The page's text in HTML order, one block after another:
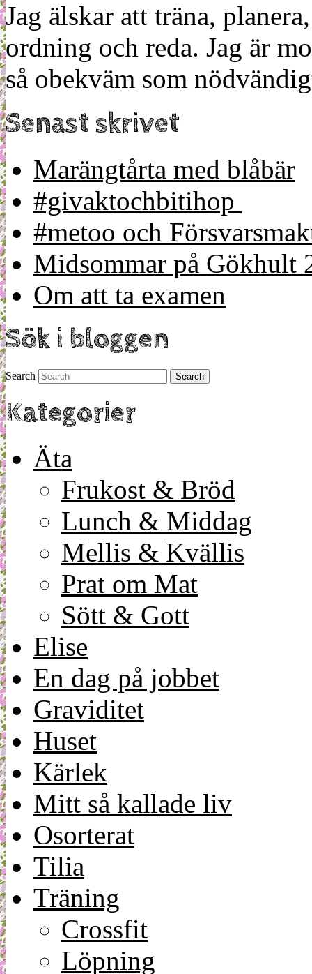
Jag älskar att träna,
ordning och reda. Jag är
så obekväm som
Senast skrivet
Marängtårta med blåbär
#givaktochbitihop
#metoo och
Midsommar på Gökhult
Om att ta examen
Sök i bloggen
Search
Kategorier
Äta
Frukost & Bröd
Lunch & Middag
Mellis & Kvällis
Prat om Mat
Sött & Gott
Elise
En dag på jobbet
Graviditet
Huset
Kärlek
Mitt så kallade liv
Osorterat
Tilia
Träning
Crossfit
Löpning